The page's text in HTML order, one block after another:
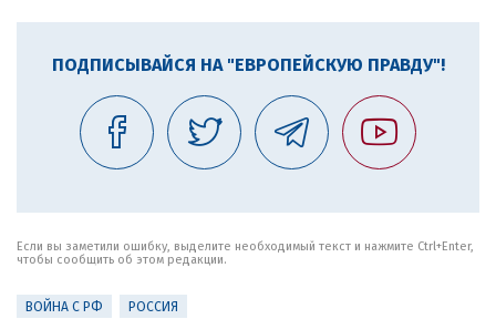
ПОДПИСЫВАЙСЯ НА "ЕВРОПЕЙСКУЮ ПРАВДУ"!
Если вы заметили ошибку, выделите необходимый текст и нажмите Ctrl+Enter,
чтобы сообщить об этом редакции.
ВОЙНА С РФ РОССИЯ